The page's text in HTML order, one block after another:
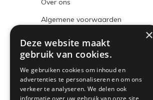
Over ons
Algemene voorwaarden
Privacy Policy
Betaalmethoden en BTW nummer
Verzenden & retourneren
×
Deze website maakt
gebruik van cookies.
We gebruiken cookies om inhoud en
advertenties te personaliseren en om ons
verkeer te analyseren. We delen ook
informatie over uw gebruik van onze site